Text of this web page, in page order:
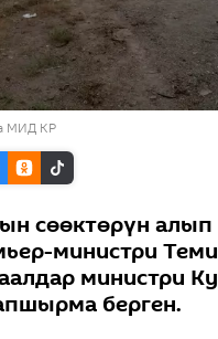
МИД КР
сөөктөрүн алып
министри
министри
берген.